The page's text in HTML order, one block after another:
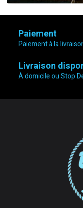
Paiement
Paiement à la
Livraison
À domicile ou Stop